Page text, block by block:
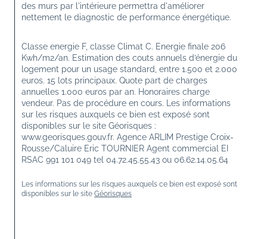
des murs par l'intérieure permettra d'améliorer
nettement le diagnostic de performance énergétique.
Classe energie F, classe Climat C. Energie finale 206
Kwh/m2/an. Estimation des couts annuels d’énergie du
logement pour un usage standard, entre 1.500 et 2.000
euros. 15 lots principaux. Quote part de charges
annuelles 1.000 euros par an. Honoraires charge
vendeur. Pas de procédure en cours. Les informations
sur les risques auxquels ce bien est exposé sont
disponibles sur le site Géorisques :
www.georisques.gouv.fr. Agence ARLIM Prestige Croix-
Rousse/Caluire Eric TOURNIER Agent commercial EI
RSAC 991 101 049 tel 04.72.45.55.43 ou 06.62.14.05.64
Les informations sur les risques auxquels ce bien est exposé sont
disponibles sur le site Géorisques